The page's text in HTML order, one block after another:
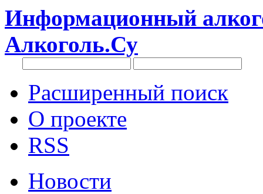
Информационный
Алкоголь.Су
Расширенный поиск
О проекте
RSS
Новости